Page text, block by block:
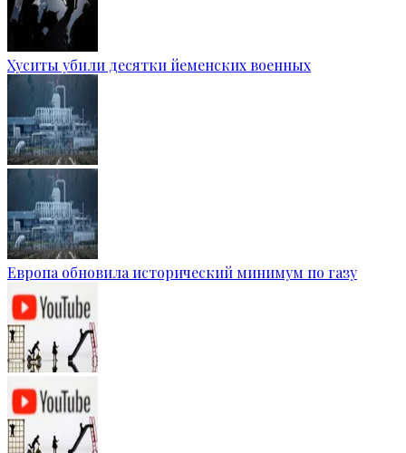
Хуситы убили десятки йеменских военных
Европа обновила исторический минимум по газу